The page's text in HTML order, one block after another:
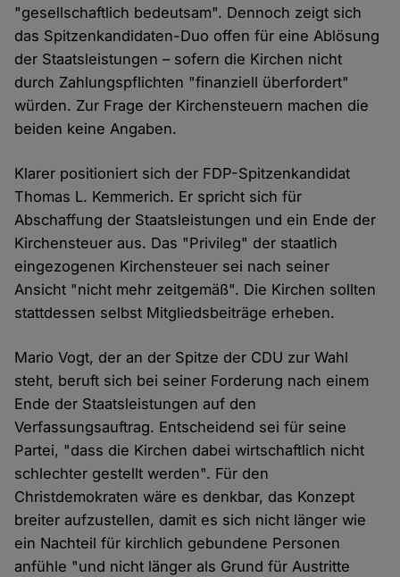
"gesellschaftlich bedeutsam". Dennoch zeigt sich
das Spitzenkandidaten-Duo offen für eine Ablösung
der Staatsleistungen – sofern die Kirchen nicht
durch Zahlungspflichten "finanziell überfordert"
würden. Zur Frage der Kirchensteuern machen die
beiden keine Angaben.
Klarer positioniert sich der FDP-Spitzenkandidat
Thomas L. Kemmerich. Er spricht sich für
Abschaffung der Staatsleistungen und ein Ende der
Kirchensteuer aus. Das "Privileg" der staatlich
eingezogenen Kirchensteuer sei nach seiner
Ansicht "nicht mehr zeitgemäß". Die Kirchen sollten
stattdessen selbst Mitgliedsbeiträge erheben.
Mario Vogt, der an der Spitze der CDU zur Wahl
steht, beruft sich bei seiner Forderung nach einem
Ende der Staatsleistungen auf den
Verfassungsauftrag. Entscheidend sei für seine
Partei, "dass die Kirchen dabei wirtschaftlich nicht
schlechter gestellt werden". Für den
Christdemokraten wäre es denkbar, das Konzept
breiter aufzustellen, damit es sich nicht länger wie
ein Nachteil für kirchlich gebundene Personen
anfühle "und nicht länger als Grund für Austritte